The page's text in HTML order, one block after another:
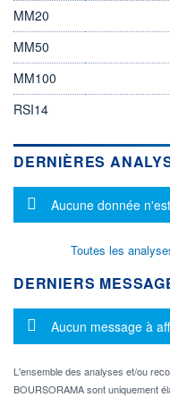
MM20
MM50
MM100
RSI14
DERNIÈRES
Message
Aucune donnée
Toutes les
DERNIERS
Message
Aucun message à
L'ensemble des analyses et/ou
BOURSORAMA sont uniquement